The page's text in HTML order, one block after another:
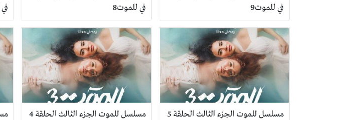
في للموت9
في للموت8
مسلسل للموت الجزء الثالث الحلقة 5
مسلسل للموت الجزء الثالث الحلقة 4